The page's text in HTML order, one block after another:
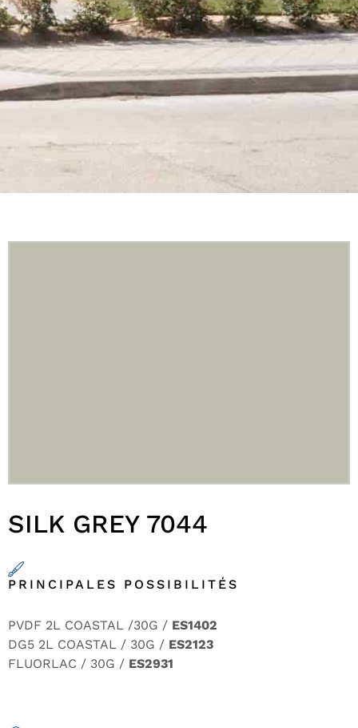
SILK GREY 7044
PRINCIPALES POSSIBILITÉS
PVDF 2L COASTAL /30G / ES1402
DG5 2L COASTAL / 30G / ES2123
FLUORLAC / 30G / ES2931